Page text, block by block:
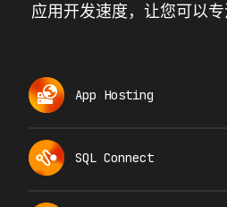
应用开发速度，让您可以专
App Hosting
SQL Connect